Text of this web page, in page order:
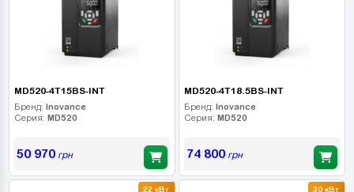
MD520-4T15BS-INT
Бренд: Inovance
Серия: MD520
50 970грн
MD520-4T18.5BS-INT
Бренд: Inovance
Серия: MD520
74 800грн
22 кВт
30 кВт